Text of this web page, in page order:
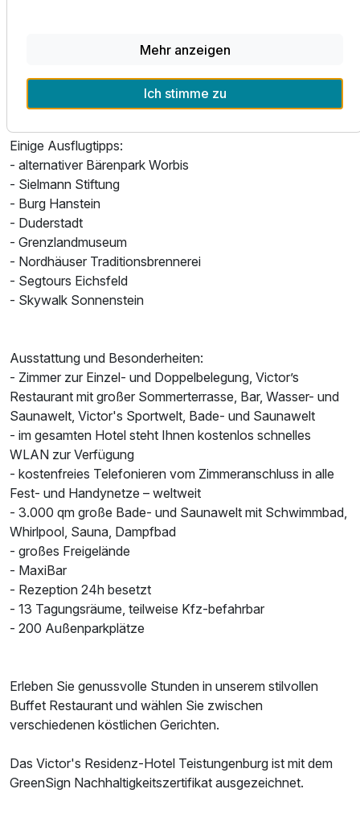
Grenzsperranlagen und viele Ausstellungsstücke aus der
charmanten Duderstadt, nur vier Kilometer von unserem
Hotel entfernt? Es gibt jede Menge zu entdecken!
Einige Ausflugtipps:
- alternativer Bärenpark Worbis
- Sielmann Stiftung
- Burg Hanstein
- Duderstadt
- Grenzlandmuseum
- Nordhäuser Traditionsbrennerei
- Segtours Eichsfeld
- Skywalk Sonnenstein
Ausstattung und Besonderheiten:
- Zimmer zur Einzel- und Doppelbelegung, Victor’s
Restaurant mit großer Sommerterrasse, Bar, Wasser- und
Saunawelt, Victor's Sportwelt, Bade- und Saunawelt
- im gesamten Hotel steht Ihnen kostenlos schnelles
WLAN zur Verfügung
- kostenfreies Telefonieren vom Zimmeranschluss in alle
Fest- und Handynetze – weltweit
- 3.000 qm große Bade- und Saunawelt mit Schwimmbad,
Whirlpool, Sauna, Dampfbad
- großes Freigelände
- MaxiBar
- Rezeption 24h besetzt
- 13 Tagungsräume, teilweise Kfz-befahrbar
- 200 Außenparkplätze
Erleben Sie genussvolle Stunden in unserem stilvollen
Buffet Restaurant und wählen Sie zwischen
verschiedenen köstlichen Gerichten.
Das Victor's Residenz-Hotel Teistungenburg ist mit dem
GreenSign Nachhaltigkeitszertifikat ausgezeichnet.
Mehr anzeigen
Ich stimme zu